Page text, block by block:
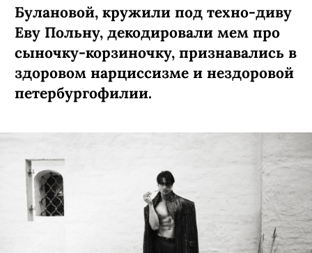
Булановой, кружили под техно-диву
Еву Польну, декодировали мем про
сыночку-­корзиночку, признавались в
здоровом нарциссизме и нездоровой
петербургофилии.